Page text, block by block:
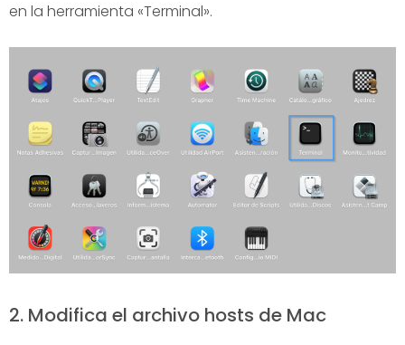
en la herramienta «Terminal».
2. Modifica el archivo hosts de Mac